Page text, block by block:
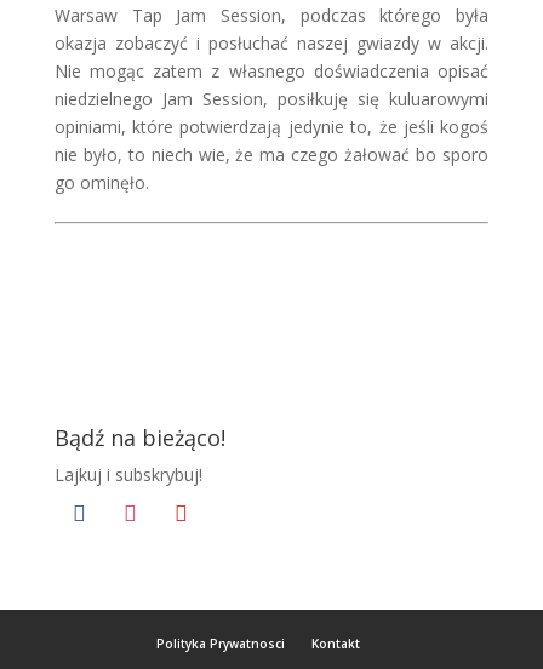
Warsaw Tap Jam Session, podczas którego była
okazja zobaczyć i posłuchać naszej gwiazdy w akcji.
Nie mogąc zatem z własnego doświadczenia opisać
niedzielnego Jam Session, posiłkuję się kuluarowymi
opiniami, które potwierdzają jedynie to, że jeśli kogoś
nie było, to niech wie, że ma czego żałować bo sporo
go ominęło.
Bądź na bieżąco!
Lajkuj i subskrybuj!
facebookinstagramyoutube
Polityka Prywatnosci Kontakt